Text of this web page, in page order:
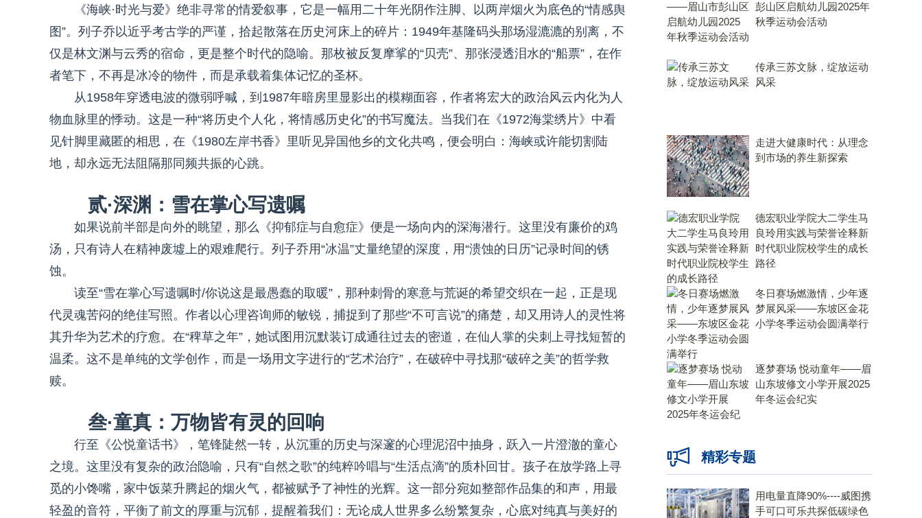
《海峡·时光与爱》绝非寻常的情爱叙事，它是一幅用二十年光阴作注脚、以两岸烟火为底色的“情感舆
图”。列子乔以近乎考古学的严谨，拾起散落在历史河床上的碎片：1949年基隆码头那场湿漉漉的别离，不
仅是林文渊与云秀的宿命，更是整个时代的隐喻。那枚被反复摩挲的“贝壳”、那张浸透泪水的“船票”，在作
者笔下，不再是冰冷的物件，而是承载着集体记忆的圣杯。
从1958年穿透电波的微弱呼喊，到1987年暗房里显影出的模糊面容，作者将宏大的政治风云内化为人
物血脉里的悸动。这是一种“将历史个人化，将情感历史化”的书写魔法。当我们在《1972海棠绣片》中看
见针脚里藏匿的相思，在《1980左岸书香》里听见异国他乡的文化共鸣，便会明白：海峡或许能切割陆
地，却永远无法阻隔那同频共振的心跳。
贰·深渊：雪在掌心写遗嘱
如果说前半部是向外的眺望，那么《抑郁症与自愈症》便是一场向内的深海潜行。这里没有廉价的鸡
汤，只有诗人在精神废墟上的艰难爬行。列子乔用“冰温”丈量绝望的深度，用“溃蚀的日历”记录时间的锈
蚀。
读至“雪在掌心写遗嘱时/你说这是最愚蠢的取暖”，那种刺骨的寒意与荒诞的希望交织在一起，正是现
代灵魂苦闷的绝佳写照。作者以心理咨询师的敏锐，捕捉到了那些“不可言说”的痛楚，却又用诗人的灵性将
其升华为艺术的疗愈。在“稗草之年”，她试图用沉默装订成通往过去的密道，在仙人掌的尖刺上寻找短暂的
温柔。这不是单纯的文学创作，而是一场用文字进行的“艺术治疗”，在破碎中寻找那“破碎之美”的哲学救
赎。
叁·童真：万物皆有灵的回响
行至《公悦童话书》，笔锋陡然一转，从沉重的历史与深邃的心理泥沼中抽身，跃入一片澄澈的童心
之境。这里没有复杂的政治隐喻，只有“自然之歌”的纯粹吟唱与“生活点滴”的质朴回甘。孩子在放学路上寻
觅的小馋嘴，家中饭菜升腾起的烟火气，都被赋予了神性的光辉。这一部分宛如整部作品集的和声，用最
轻盈的音符，平衡了前文的厚重与沉郁，提醒着我们：无论成人世界多么纷繁复杂，心底对纯真与美好的
彭山区启航幼儿园2025年
秋季运动会活动
传承三苏文脉，绽放运动
风采
走进大健康时代：从理念
到市场的养生新探索
德宏职业学院大二学生马
良玲用实践与荣誉诠释新
时代职业院校学生的成长
路径
冬日赛场燃激情，少年逐
梦展风采——东坡区金花
小学冬季运动会圆满举行
逐梦赛场 悦动童年——眉
山东坡修文小学开展2025
年冬运会纪实
精彩专题
用电量直降90%----威图携
手可口可乐共探低碳绿色